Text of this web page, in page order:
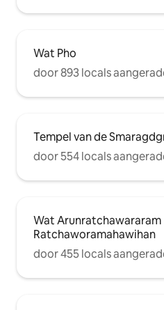
Wat Pho
door 893 locals
Tempel van de
door 554 locals
Wat Arunratchawararam
Ratchaworamahawihan
door 455 locals